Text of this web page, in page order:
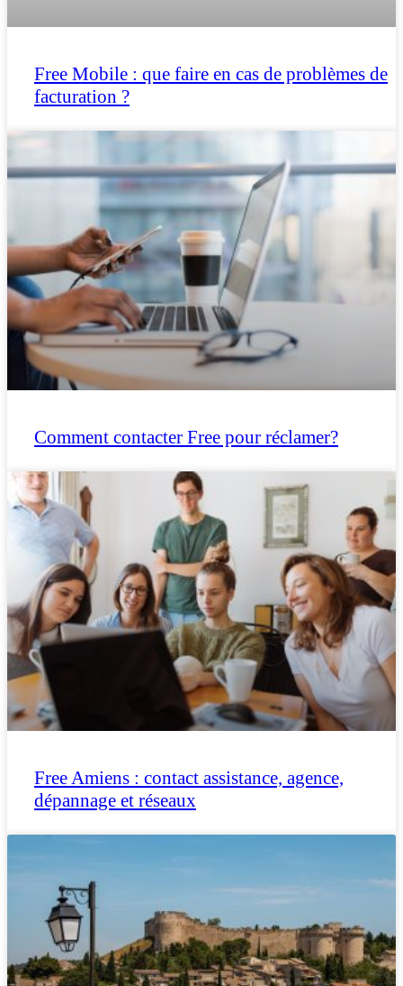
Free Mobile : que faire en cas de problèmes de
facturation ?
Comment contacter Free pour réclamer?
Free Amiens : contact assistance, agence,
dépannage et réseaux